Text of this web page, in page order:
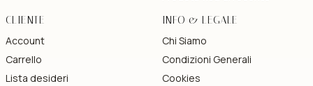
CLIENTE
Account
Carrello
Lista desideri
INFO & LEGALE
Chi Siamo
Condizioni Generali
Cookies